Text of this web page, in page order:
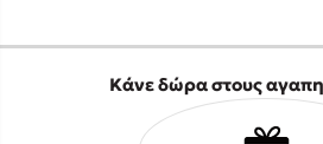
Κάνε δώρα στους